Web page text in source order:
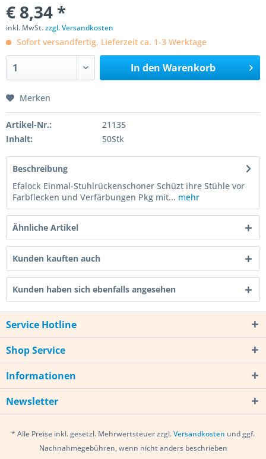
€ 8,34 *
inkl. MwSt.zzgl. Versandkosten
Sofort versandfertig, Lieferzeit ca. 1-3 Werktage
In den Warenkorb
Merken
Artikel-Nr.:
21135
Inhalt:
50Stk
Beschreibung
Efalock Einmal-Stuhlrückenschoner Schüzt ihre Stühle vor
Farbflecken und Verfärbungen Pkg mit... mehr
Ähnliche Artikel
Kunden kauften auch
Kunden haben sich ebenfalls angesehen
Service Hotline
Shop Service
Informationen
Newsletter
* Alle Preise inkl. gesetzl. Mehrwertsteuer zzgl.Versandkosten und ggf.
Nachnahmegebühren, wenn nicht anders beschrieben